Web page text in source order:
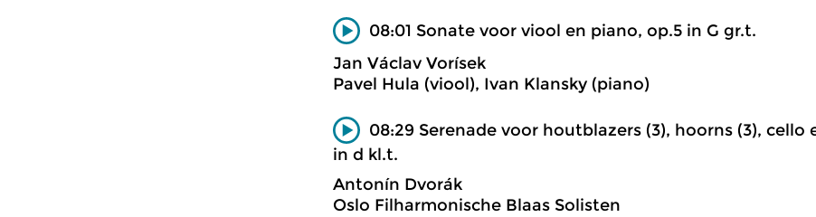
08:01 Sonate voor viool en piano, op.5 in G gr.t.
Jan Václav Vorísek
Pavel Hula (viool), Ivan Klansky (piano)
08:29 Serenade voor houtblazers (3), hoorns (3), cello
in d kl.t.
Antonín Dvorák
Oslo Filharmonische Blaas Solisten